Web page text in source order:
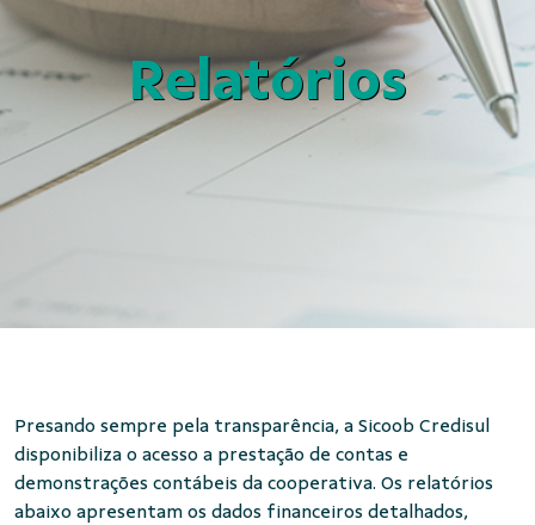
Relatórios
Presando sempre pela transparência, a Sicoob Credisul
disponibiliza o acesso a prestação de contas e
demonstrações contábeis da cooperativa. Os relatórios
abaixo apresentam os dados financeiros detalhados,